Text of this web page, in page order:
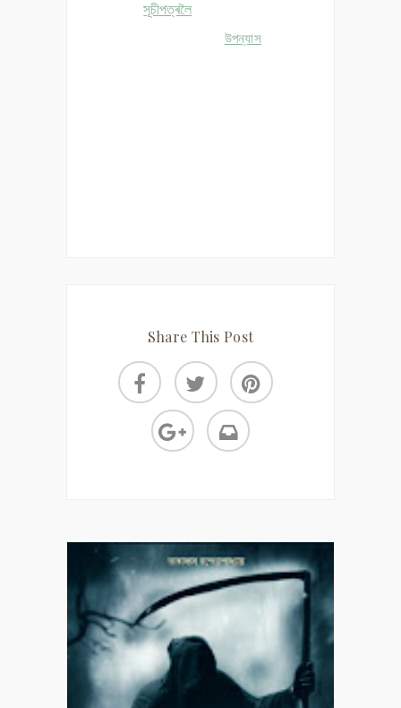
সূচীপত্ৰলৈ
উপন্যাস
Share This Post